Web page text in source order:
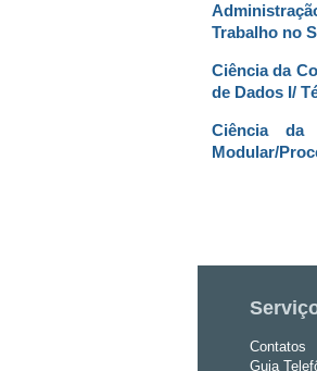
Trabalho no
Ciência da
de Dados I/
Ciência da
Modular/
Contatos
Guia